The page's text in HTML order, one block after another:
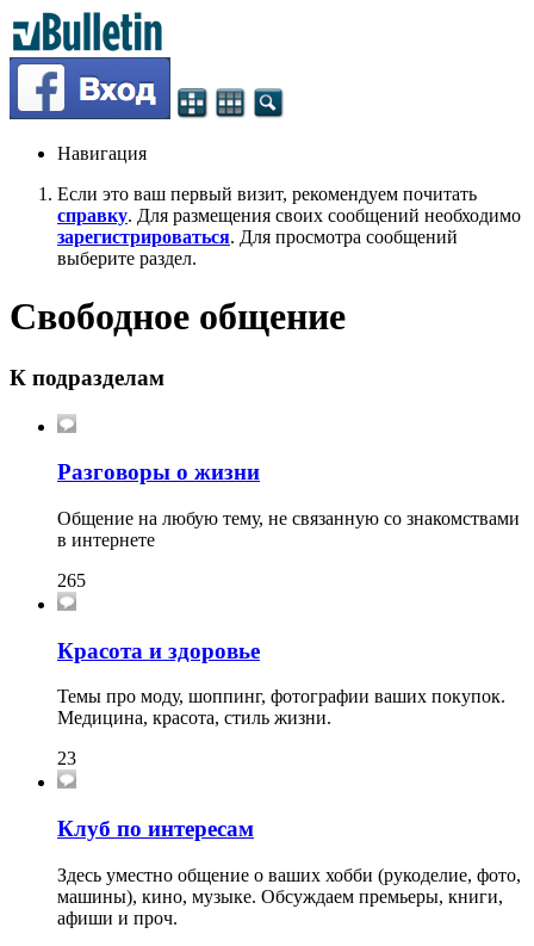
Навигация
Если это ваш первый визит, рекомендуем почитать
справку. Для размещения своих сообщений необходимо
зарегистрироваться. Для просмотра сообщений
выберите раздел.
Свободное общение
К подразделам
Разговоры о жизни
Общение на любую тему, не связанную со знакомствами
в интернете
265
Красота и здоровье
Темы про моду, шоппинг, фотографии ваших покупок.
Медицина, красота, стиль жизни.
23
Клуб по интересам
Здесь уместно общение о ваших хобби (рукоделие, фото,
машины), кино, музыке. Обсуждаем премьеры, книги,
афиши и проч.